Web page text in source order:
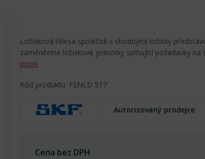
Ložisková tělesa společně s vhodnými ložisky
zaměnitelné ložiskové jednotky splňující požadavky na
popis
Kód produktu: FSNLD 517
Autorizovaný prodejce
Cena bez DPH